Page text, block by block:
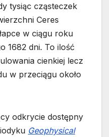
tysiąc cząsteczek
Ceres
w ciągu roku
1682 dni. To ilość
cienkiej lecz
w przeciągu około
odkrycie dostępny
Geophysical